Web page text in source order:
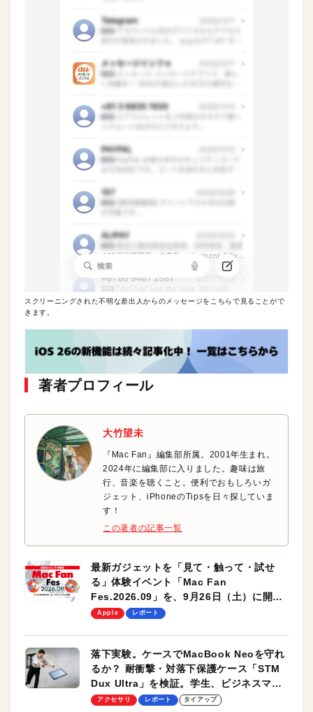
スクリーニングされた不明な差出人からのメッセージをこちらで見ることがで
きます。
著者プロフィール
大竹望未
『Mac Fan』編集部所属。2001年生まれ。
2024年に編集部に入りました。趣味は旅
行、音楽を聴くこと。便利でおもしろいガ
ジェット、iPhoneのTipsを日々探していま
す！
この著者の記事一覧
最新ガジェットを「見て・触って・試せ
る」体験イベント「Mac Fan
Fes.2026.09」を、9月26日（土）に開催
します！
Apple レポート
落下実験。ケースでMacBook Neoを守れ
るか？ 耐衝撃・対落下保護ケース「STM
Dux Ultra」を検証。学生、ビジネスマン
のモバイルユースに最適！
アクセサリ レポート タイアップ